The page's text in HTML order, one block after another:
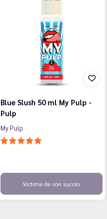
Blue Slush 50 ml My Pulp -
Pulp
My Pulp
Victime de son succès